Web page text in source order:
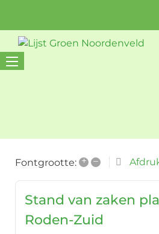
Fontgrootte: + –
Stand van zaken
Roden-Zuid